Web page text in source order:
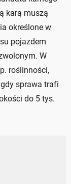
karą muszą
określone w
pojazdem
W
roślinności,
sprawa trafi
do 5 tys.